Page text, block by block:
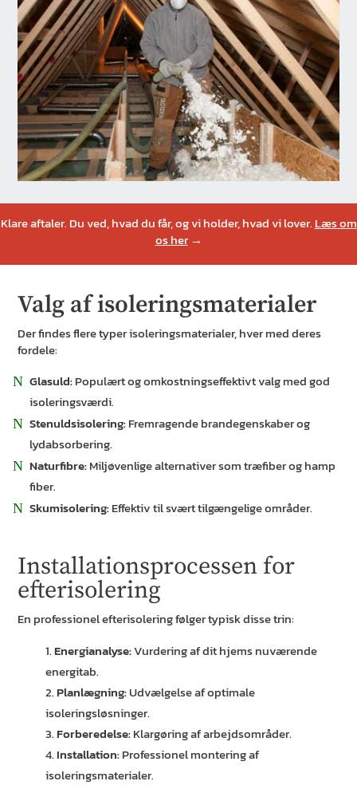
Klare aftaler. Du ved, hvad du får, og vi holder, hvad vi lover. Læs om
os her→
Valg af isoleringsmaterialer
Der findes flere typer isoleringsmaterialer, hver med deres
fordele:
Glasuld:Populært og omkostningseffektivt valg med god
isoleringsværdi.
Stenuldsisolering:Fremragende brandegenskaber og
lydabsorbering.
Naturfibre:Miljøvenlige alternativer som træfiber og hamp
fiber.
Skumisolering:Effektiv til svært tilgængelige områder.
Installationsprocessen for
efterisolering
En professionel efterisolering følger typisk disse trin:
Energianalyse:Vurdering af dit hjems nuværende
energitab.
Planlægning:Udvælgelse af optimale
isoleringsløsninger.
Forberedelse:Klargøring af arbejdsområder.
Installation:Professionel montering af
isoleringsmaterialer.